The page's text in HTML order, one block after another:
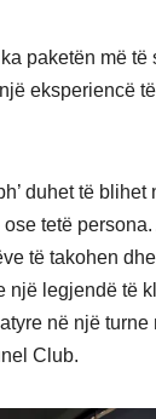
paketën më të
eksperiencë
duhet të blihet
ose tetë
të takohen
një legjendë të
në një turne
Club.